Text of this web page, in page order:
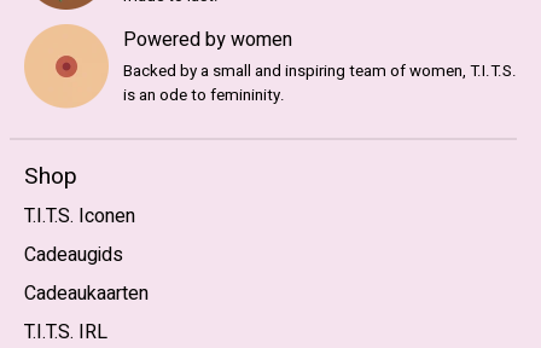
Powered by women
Backed by a small and inspiring team of women, T.I.T.S.
is an ode to femininity.
Shop
T.I.T.S. Iconen
Cadeaugids
Cadeaukaarten
T.I.T.S. IRL